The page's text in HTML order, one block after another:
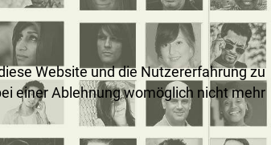
Website und die Nutzererfahrung zu
einer Ablehnung womöglich nicht mehr